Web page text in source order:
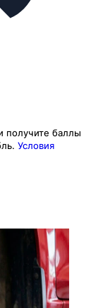
получите баллы
Условия